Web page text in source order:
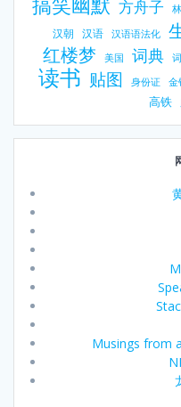
方舟子
汉朝 汉语 汉语语法化
红楼梦 美国 词典
读书 贴图 身份证 金
高铁
Musings from